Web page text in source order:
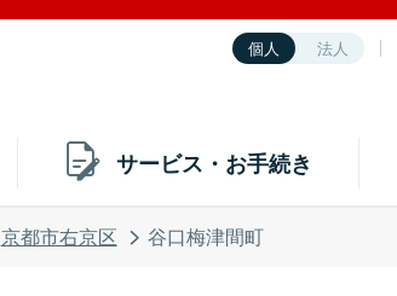
個人 法人
サービス・お手続き
京都市右京区 谷口梅津間町